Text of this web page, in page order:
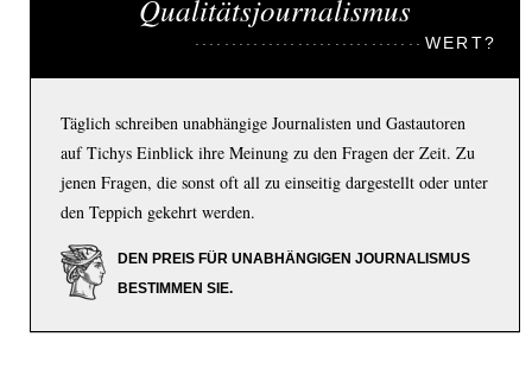
Qualitätsjournalismus
WERT?
Täglich schreiben unabhängige Journalisten und Gastautoren
auf Tichys Einblick ihre Meinung zu den Fragen der Zeit. Zu
jenen Fragen, die sonst oft all zu einseitig dargestellt oder unter
den Teppich gekehrt werden.
DEN PREIS FÜR UNABHÄNGIGEN JOURNALISMUS
BESTIMMEN SIE.